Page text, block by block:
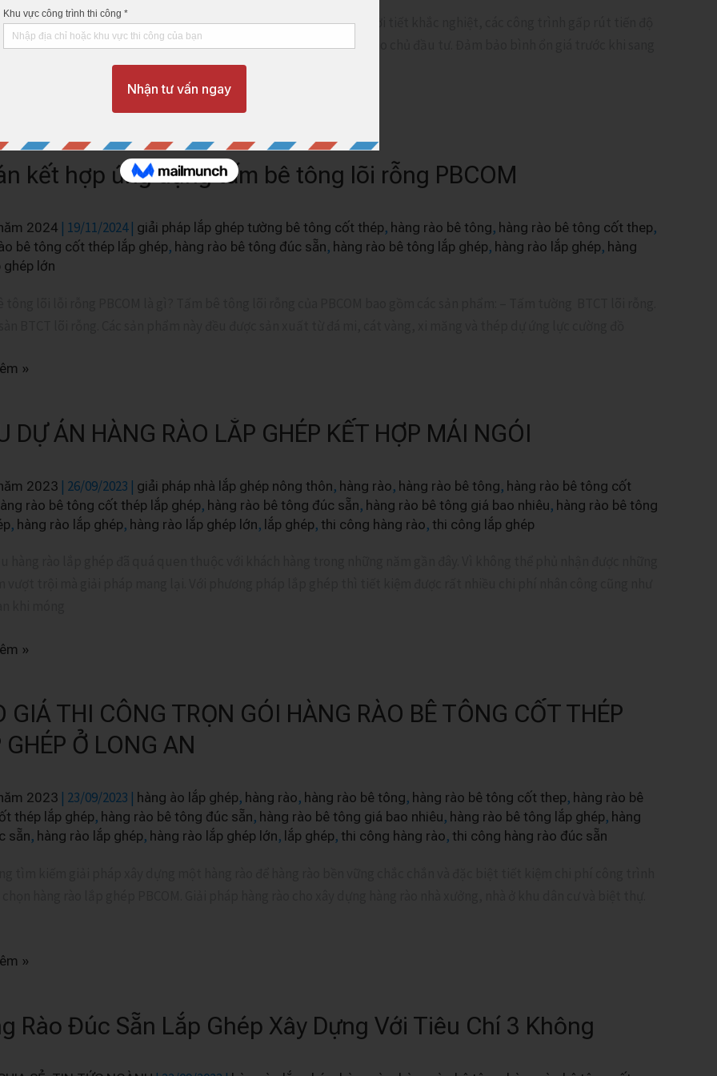
bối cảnh cuối năm 2025, giá vật liệu xây dựng tăng cao, điều kiện thời tiết khắc nghiệt, các công trình gấp rút tiến độ
Giải pháp hàng rào bê tông lắp ghép, giảm gánh nặng và nỗi lo cho chủ đầu tư. Đảm bảo bình ổn giá trước khi sang
»
kết hợp ứng dụng tấm bê tông lõi rỗng PBCOM
2024 | 19/11/2024| giải pháp lắp ghép tường bê tông cốt thép, hàng rào bê tông, hàng rào bê tông cốt thep,
bê tông cốt thép lắp ghép, hàng rào bê tông đúc sẵn, hàng rào bê tông lắp ghép, hàng rào lắp ghép, hàng
ghép lớn
»
DỰ ÁN HÀNG RÀO LẮP GHÉP KẾT HỢP MÁI NGÓI
2023 | 26/09/2023 | giải pháp nhà lắp ghép nông thôn, hàng rào, hàng rào bê tông, hàng rào bê tông cốt
rào bê tông cốt thép lắp ghép, hàng rào bê tông đúc sẵn, hàng rào bê tông giá bao nhiêu, hàng rào bê tông
, hàng rào lắp ghép, hàng rào lắp ghép lớn, lắp ghép, thi công hàng rào, thi công lắp ghép
»
GIÁ THI CÔNG TRỌN GÓI HÀNG RÀO BÊ TÔNG CỐT THÉP
GHÉP Ở LONG AN
2023 | 23/09/2023 | hàng ào lắp ghép, hàng rào, hàng rào bê tông, hàng rào bê tông cốt thep, hàng rào bê
thép lắp ghép, hàng rào bê tông đúc sẵn, hàng rào bê tông giá bao nhiêu, hàng rào bê tông lắp ghép, hàng
sẵn, hàng rào lắp ghép, hàng rào lắp ghép lớn, lắp ghép, thi công hàng rào, thi công hàng rào đúc sẵn
»
Rào Đúc Sẵn Lắp Ghép Xây Dựng Với Tiêu Chí 3 Không